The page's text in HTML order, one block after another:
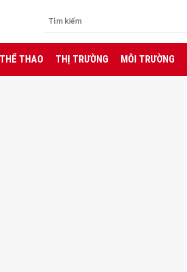
THAO THỊ TRƯỜNG MÔI TRƯỜNG